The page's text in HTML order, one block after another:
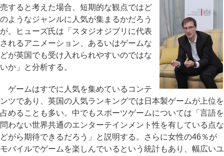
売すると考えた場合、短期的な観点ではど
のようなジャンルに人気が集まるかだろう
が。ヒューズ氏は「スタジオジブリに代表
されるアニメーション、あるいはゲームな
どが英国でも受け入れられやすいのではな
いか」と分析する。
ゲームはすでに人気を集めているコンテ
ンツであり、英国の人気ランキングでは日本製ゲームが上位を
占めることも多い。中でもスポーツゲームについては「言語を
問わない世界共通のエンターテインメント性を有している点な
どがら期待できるだろう」と説明する。さらに女性の46％が
モバイルでゲームを楽しんでいるという統計もあり、幅広いユ